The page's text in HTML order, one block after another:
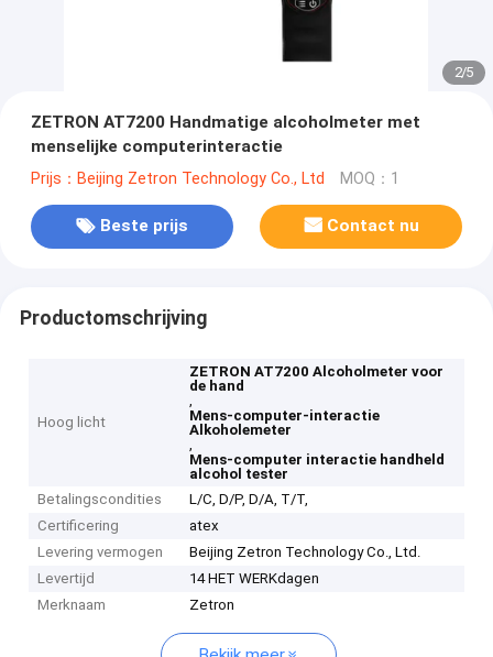
2/5
ZETRON AT7200 Handmatige alcoholmeter met
menselijke computerinteractie
Prijs：Beijing Zetron Technology Co., Ltd MOQ：1
Beste prijs Contact nu
Productomschrijving
Hoog licht
ZETRON AT7200 Alcoholmeter voor
de hand
,
Mens-computer-interactie
Alkoholemeter
,
Mens-computer interactie handheld
alcohol tester
Betalingscondities
L/C, D/P, D/A, T/T,
Certificering
atex
Levering vermogen
Beijing Zetron Technology Co., Ltd.
Levertijd
14 HET WERKdagen
Merknaam
Zetron